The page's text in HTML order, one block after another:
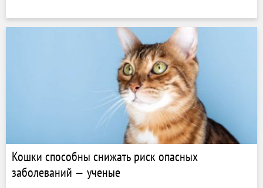
Кошки способны снижать риск опасных
заболеваний — ученые